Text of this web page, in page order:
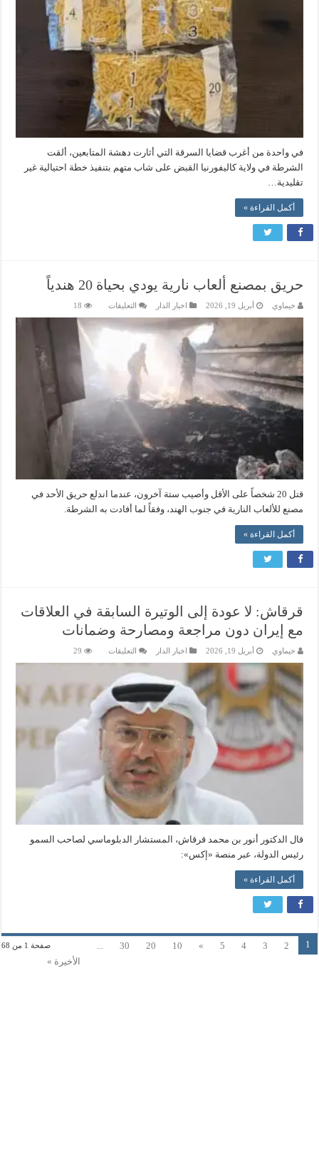
في واحدة من أغرب قضايا السرقة التي أثارت دهشة المتابعين، ألقت
الشرطة في ولاية كاليفورنيا القبض على شاب متهم بتنفيذ خطة احتيالية غير
تقليدية…
أكمل القراءة »
حريق بمصنع ألعاب نارية يودي بحياة 20 هندياً
خيماوي أبريل 19, 2026 اخبار الدار التعليقاتعلى
بمصنع
ألعاب
مغلقة
18
قتل 20 شخصاً على الأقل وأصيب ستة آخرون، عندما اندلع حريق الأحد في
مصنع للألعاب النارية في جنوب الهند، وفقاً لما أفادت به الشرطة.
أكمل القراءة »
قرقاش: لا عودة إلى الوتيرة السابقة في العلاقات
مع إيران دون مراجعة ومصارحة وضمانات
خيماوي أبريل 19, 2026 اخبار الدار التعليقاتعلى
إلى
الوتيرة
السابقة
في
العلاقات
مع
دون
مراجعة
ومصارحة
وضمانات
مغلقة
29
قال الدكتور أنور بن محمد قرقاش، المستشار الدبلوماسي لصاحب السمو
رئيس الدولة، عبر منصة «إكس»:
أكمل القراءة »
صفحة 1 من 68 1
2
3
4
5
»
10
20
30
...
الأخيرة »